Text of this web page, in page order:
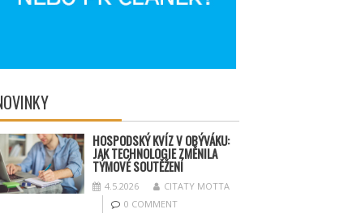
HOSPODSKÝKVÍZ V OBÝVÁKU:
JAK TECHNOLOGIE ZMĚNILA
TÝMOVÉ SOUTĚŽENÍ
4.5.2026
CITATY MOTTA
0 COMMENT